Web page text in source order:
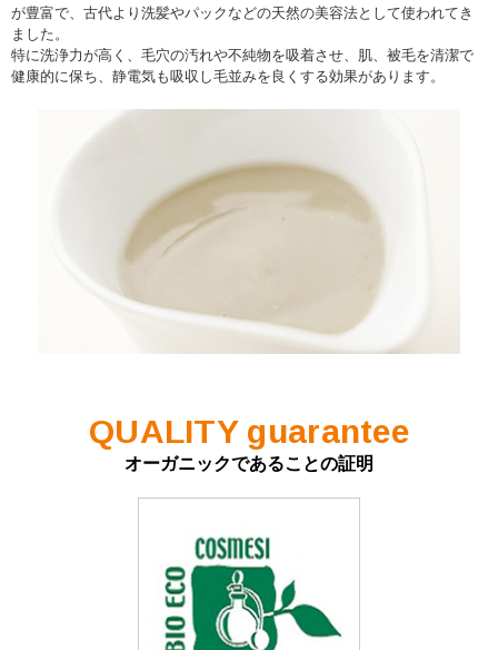
が豊富で、古代より洗髪やパックなどの天然の美容法として使われてき
ました。
特に洗浄力が高く、毛穴の汚れや不純物を吸着させ、肌、被毛を清潔で
健康的に保ち、静電気も吸収し毛並みを良くする効果があります。
QUALITY guarantee
オーガニックであることの証明